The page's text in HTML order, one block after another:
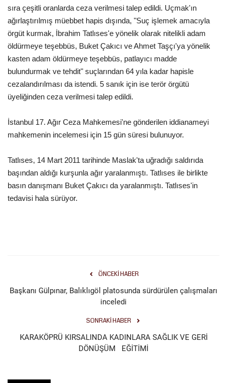
sıra çeşitli oranlarda ceza verilmesi talep edildi. Uçmak'ın
ağırlaştırılmış müebbet hapis dışında, "Suç işlemek amacıyla
örgüt kurmak, İbrahim Tatlıses'e yönelik olarak nitelikli adam
öldürmeye teşebbüs, Buket Çakıcı ve Ahmet Taşçı'ya yönelik
kasten adam öldürmeye teşebbüs, patlayıcı madde
bulundurmak ve tehdit" suçlarından 64 yıla kadar hapisle
cezalandırılması da istendi. 5 sanık için ise terör örgütü
üyeliğinden ceza verilmesi talep edildi.
İstanbul 17. Ağır Ceza Mahkemesi'ne gönderilen iddianameyi
mahkemenin incelemesi için 15 gün süresi bulunuyor.
Tatlıses, 14 Mart 2011 tarihinde Maslak'ta uğradığı saldırıda
başından aldığı kurşunla ağır yaralanmıştı. Tatlıses ile birlikte
basın danışmanı Buket Çakıcı da yaralanmıştı. Tatlıses'in
tedavisi hala sürüyor.
ÖNCEKI HABER
Başkanı Gülpınar, Balıklıgöl platosunda sürdürülen çalışmaları
inceledi
SONRAKI HABER
KARAKÖPRÜ KIRSALINDA KADINLARA SAĞLIK VE GERİ
DÖNÜŞÜM EĞİTİMİ